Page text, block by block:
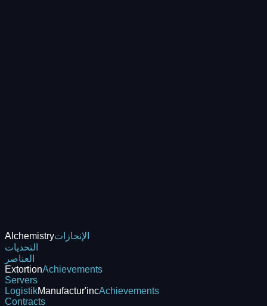
Alchemistryالإنجازات
التحديات
العناصر
ExtortionAchievements
Servers
LogistikManufactur'incAchievements
Contracts